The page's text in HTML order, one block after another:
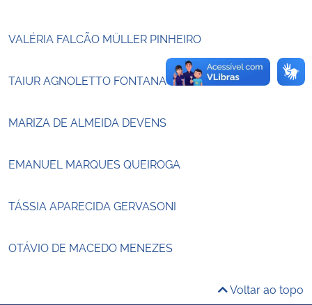
Advocacia-Geral da União
Banco Central do Brasil
VALÉRIA FALCÃO MÜLLER PINHEIRO
TAIUR AGNOLETTO FONTANA
MARIZA DE ALMEIDA DEVENS
EMANUEL MARQUES QUEIROGA
TÁSSIA APARECIDA GERVASONI
OTÁVIO DE MACEDO MENEZES
Voltar ao topo